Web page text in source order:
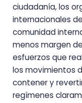
ciudadanía, los
internacionales
comunidad
menos margen
esfuerzos que
los movimientos
contener y
regímenes